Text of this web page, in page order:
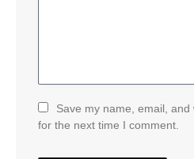
Save my name, email,
for the next time I comment.